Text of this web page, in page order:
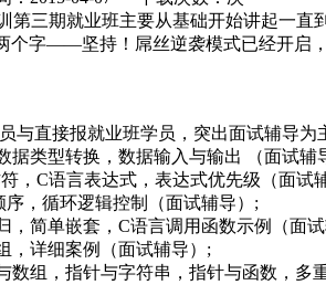
第三期就业班主要从基础开始讲起一
个字——坚持！屌丝逆袭模式已经开启
与直接报就业班学员，突出面试辅导为
据类型转换，数据输入与输出 （面试辅
，C语言表达式，表达式优先级（面试
，循环逻辑控制（面试辅导）;
，简单嵌套，C语言调用函数示例（面
，详细案例（面试辅导）;
数组，指针与字符串，指针与函数，多